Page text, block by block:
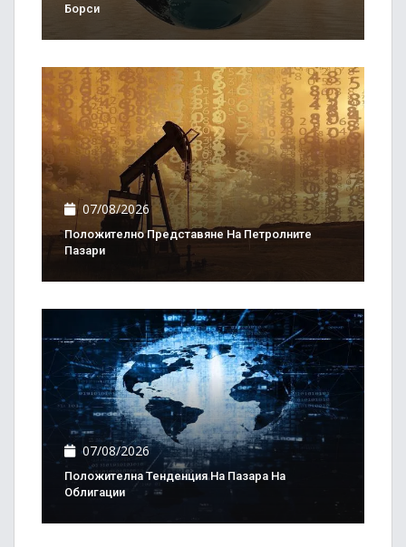
Борси
07/08/2026
Положително Представяне На Петролните
Пазари
07/08/2026
Положителна Тенденция На Пазара На
Облигации